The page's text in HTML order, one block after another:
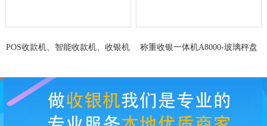
POS收款机、智能收款机、收银机
称重收银一体机A8000-玻璃秤盘